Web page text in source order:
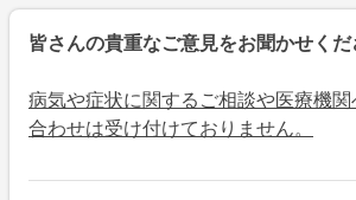
皆さんの貴重なご意見をお聞かせくだ
病気や症状に関するご相談や医療機
合わせは受け付けておりません。